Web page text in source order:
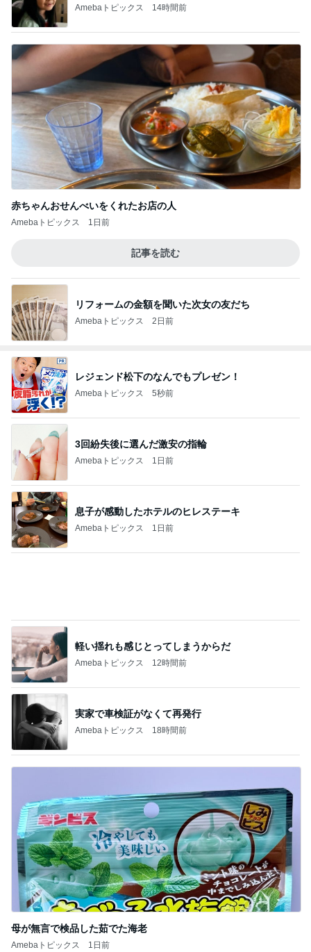
Amebaトピックス 14時間前
赤ちゃんおせんべいをくれたお店の人
Amebaトピックス 1日前
記事を読む
リフォームの金額を聞いた次女の友だち
Amebaトピックス 2日前
レジェンド松下のなんでもプレゼン！
Amebaトピックス 5秒前
3回紛失後に選んだ激安の指輪
Amebaトピックス 1日前
息子が感動したホテルのヒレステーキ
Amebaトピックス 1日前
実家で車検証がなくて再発行
Amebaトピックス 18時間前
母が無言で検品した茹でた海老
Amebaトピックス 1日前
記事を読む